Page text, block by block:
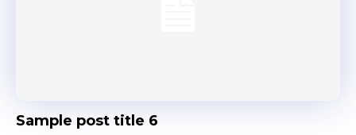
Sample post title 6